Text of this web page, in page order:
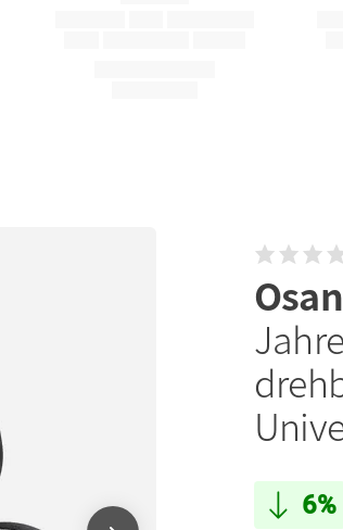
6%